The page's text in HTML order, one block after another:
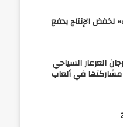
لخفض الإنتاج يدفع
العرعار السياحي
في ألعاب